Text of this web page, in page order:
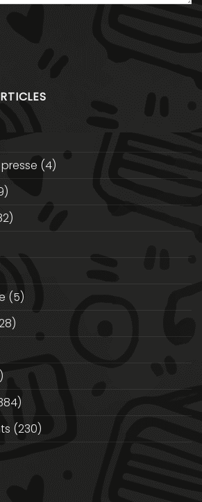
(4)
(5)
(230)